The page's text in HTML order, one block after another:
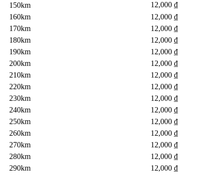
150km
12,000 ₫
160km
12,000 ₫
170km
12,000 ₫
180km
12,000 ₫
190km
12,000 ₫
200km
12,000 ₫
210km
12,000 ₫
220km
12,000 ₫
230km
12,000 ₫
240km
12,000 ₫
250km
12,000 ₫
260km
12,000 ₫
270km
12,000 ₫
280km
12,000 ₫
290km
12,000 ₫